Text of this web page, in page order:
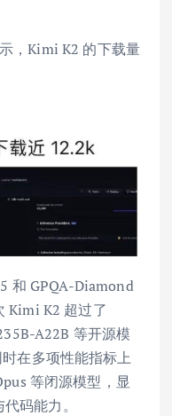
，Kimi K2 的下载量
和 GPQA-Diamond
Kimi K2 超过了
A22B 等开源模
在多项性能指标上
等闭源模型，显
码能力。